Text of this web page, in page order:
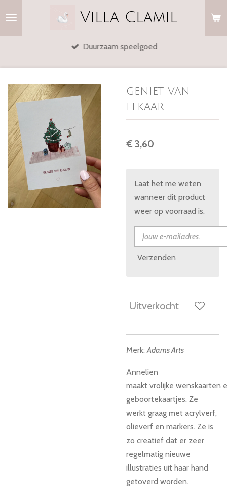
hoofdinhoud
Villa Clamil
Duurzaam speelgoed
geniet van
elkaar
€ 3,60
Laat het me weten
wanneer dit product
weer op voorraad is.
Verzenden
Uitverkocht
Merk:Adams Arts
Annelien
maakt vrolijke wenskaarten
geboortekaartjes. Ze
werkt graag met acrylverf,
olieverf en markers. Ze is
zo creatief dat er zeer
regelmatig nieuwe
illustraties uit haar hand
getoverd worden.